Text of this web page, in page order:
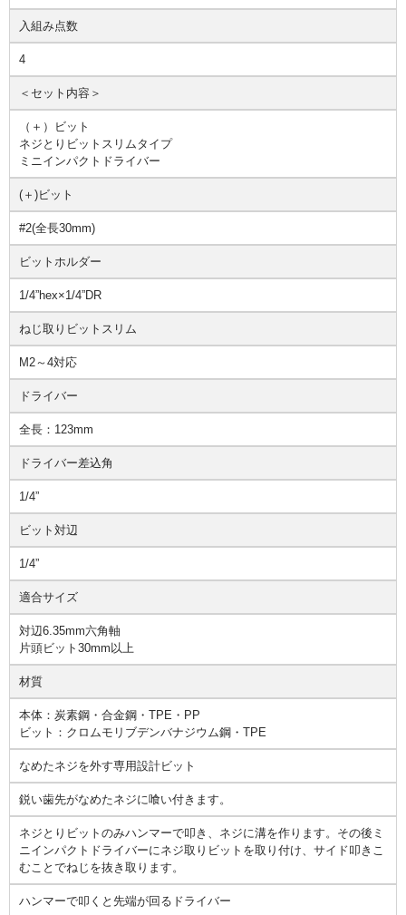
入組み点数
4
＜セット内容＞
（＋）ビット
ネジとりビットスリムタイプ
ミニインパクトドライバー
(＋)ビット
#2(全長30mm)
ビットホルダー
1/4”hex×1/4”DR
ねじ取りビットスリム
M2～4対応
ドライバー
全長：123mm
ドライバー差込角
1/4”
ビット対辺
1/4”
適合サイズ
対辺6.35mm六角軸
片頭ビット30mm以上
材質
本体：炭素鋼・合金鋼・TPE・PP
ビット：クロムモリブデンバナジウム鋼・TPE
なめたネジを外す専用設計ビット
鋭い歯先がなめたネジに喰い付きます。
ネジとりビットのみハンマーで叩き、ネジに溝を作ります。その後ミ
ニインパクトドライバーにネジ取りビットを取り付け、サイド叩きこ
むことでねじを抜き取ります。
ハンマーで叩くと先端が回るドライバー